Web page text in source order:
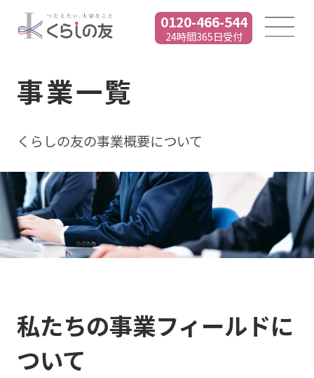
0120-466-544
24時間365日受付
事業一覧
くらしの友の事業概要について
私たちの事業フィールドに
ついて